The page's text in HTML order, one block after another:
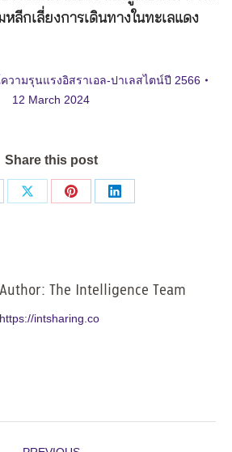
ลีกเลี่ยงการเดินทางในทะเลแดง
วามรุนแรงอิสราเอล-ปาเลสไตน์ปี 2566
12 March 2024
Share this post
Share
Share
Share
Author: The Intelligence Team
https://intsharing.co